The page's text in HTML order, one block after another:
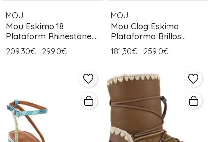
MOU
Mou Eskimo 18
Plataform Rhinestone
Camel para Mujer
209,30€ 299,0€
MOU
Mou Clog Eskimo
Plataforma Brillos
Negra para Mujer
181,30€ 259,0€